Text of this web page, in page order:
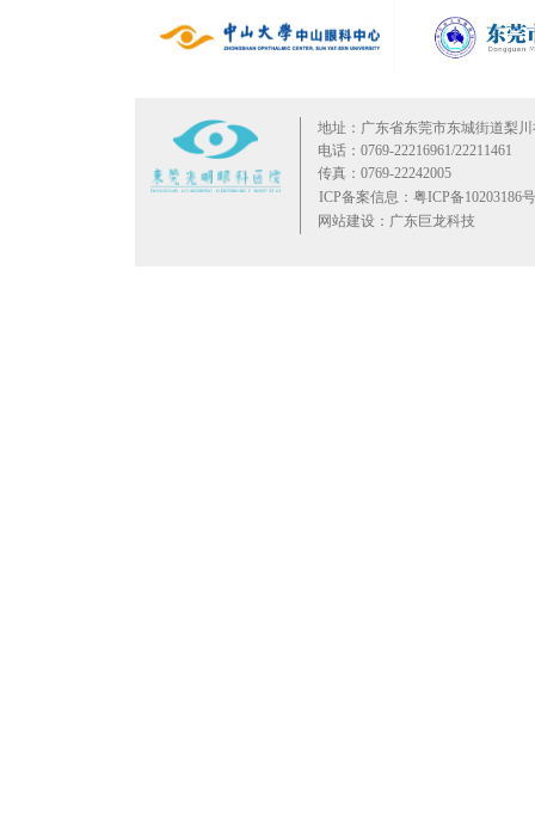
地址：广东省东莞市东城街道梨
电话：0769-22216961/22211461
传真：0769-22242005
ICP备案信息：粤ICP备10203186
网站建设：广东巨龙科技